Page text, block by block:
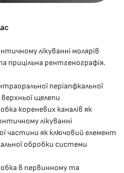
лікуванні молярів
прицільна рентгенографія.
періапфкальної
щелепи
кореневих каналів як
лікуванні
частини як ключовий елемент
обробки системи
в первинному та